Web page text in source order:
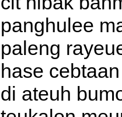
panghulee
paleng
hase
di ateuh